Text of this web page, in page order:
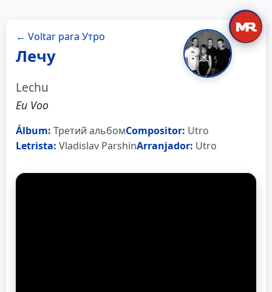
← Voltar para Утро
Лечу
Lechu
Eu Voo
Álbum: Третий альбомCompositor: Utro
Letrista: Vladislav ParshinArranjador: Utro